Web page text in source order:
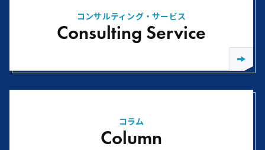
コンサルティング・サービス
Consulting Service
コラム
Column